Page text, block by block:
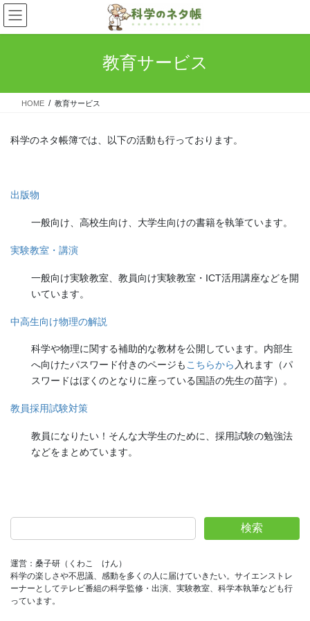
コ
ン
テ
ス
ナ
ビ
ゲ
ン
教育サービス
HOME 教育サービス
科学のネタ帳簿では、以下の活動も行っております。
出版物
一般向け、高校生向け、大学生向けの書籍を執筆ています。
実験教室・講演
一般向け実験教室、教員向け実験教室・ICT活用講座などを開
いています。
中高生向け物理の解説
科学や物理に関する補助的な教材を公開しています。内部生
へ向けたパスワード付きのページもこちらから 入れます（パ
スワードはぼくのとなりに座っている国語の先生の苗字）。
教員採用試験対策
教員になりたい！そんな大学生のために、採用試験の勉強法
などをまとめています。
検索
運営：桑子研（くわこ　けん）
科学の楽しさや不思議、感動を多くの人に届けていきたい。サイエンストレ
ーナーとしてテレビ番組の科学監修・出演、実験教室、科学本執筆なども行
っています。